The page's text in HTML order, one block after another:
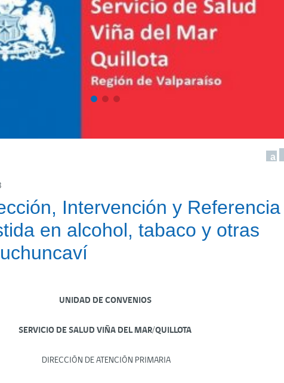
a
Intervención y Referencia
en alcohol, tabaco y otras
UNIDAD DE CONVENIOS
SERVICIO DE SALUD VIÑA DEL MAR/QUILLOTA
DIRECCIÓN DE ATENCIÓN PRIMARIA